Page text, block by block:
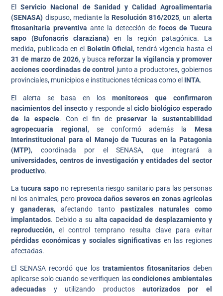
ElServicio Nacional de Sanidad y Calidad Agroalimentaria
(SENASA) dispuso, mediante la Resolución 816/2025, un alerta
fitosanitaria preventiva ante la detección de focos de Tucura
sapo (Bufonacris claraziana) en la región patagónica. La
medida, publicada en el Boletín Oficial, tendrá vigencia hasta el
31 de marzo de 2026, y buscareforzar la vigilancia y promover
acciones coordinadas de control junto a productores, gobiernos
provinciales, municipios e instituciones técnicas como el INTA.
El alerta se basa en los monitoreos que confirmaron
nacimientos del insecto y responde al ciclo biológico esperado
de la especie. Con el fin depreservar la sustentabilidad
agropecuaria regional, se conformó además la Mesa
Interinstitucional para el Manejo de Tucuras en la Patagonia
(MTP), coordinada por el SENASA, que integrará a
universidades, centros de investigación y entidades del sector
productivo.
Latucura sapo no representa riesgo sanitario para las personas
ni los animales, pero provoca daños severos en zonas agrícolas
y ganaderas, afectando tanto pastizales naturales como
implantados. Debido a su alta capacidad de desplazamiento y
reproducción, el control temprano resulta clave para evitar
pérdidas económicas y sociales significativas en las regiones
afectadas.
El SENASA recordó que los tratamientos fitosanitarios deben
aplicarse solo cuando se verifiquen lascondiciones ambientales
adecuadas y utilizando productos autorizados por el